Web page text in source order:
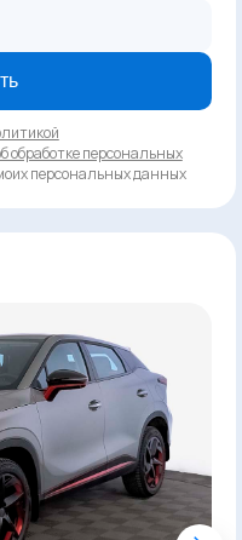
обработке персональных
персональных данных